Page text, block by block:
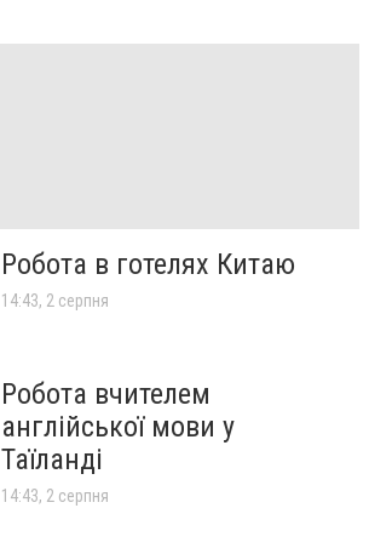
Робота в готелях Китаю
14:43, 2 серпня
Робота вчителем
англійської мови у
Таїланді
14:43, 2 серпня